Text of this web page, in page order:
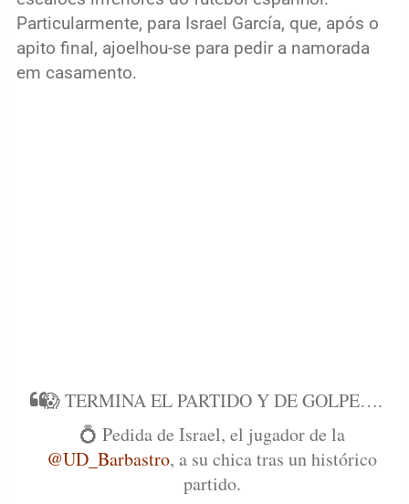
Particularmente, para Israel García, que, após o
apito final, ajoelhou-se para pedir a namorada
em casamento.
😱 TERMINA EL PARTIDO Y DE GOLPE….
💍 Pedida de Israel, el jugador de la
@UD_Barbastro, a su chica tras un histórico
partido.